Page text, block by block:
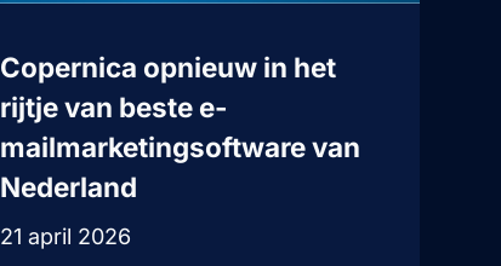
Copernica opnieuw in het
rijtje van beste e-
mailmarketingsoftware van
Nederland
21 april 2026